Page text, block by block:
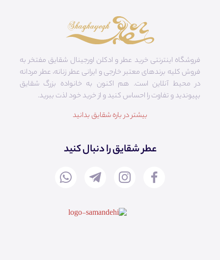
فروشگاه اینترنتی خرید عطر و ادکلن اورجینال شقایق مفتخر به
فروش کلیه برندهای معتبر خارجی و ایرانی عطر زنانه، عطر مردانه
در محیط آنلاین است. هم‌ اکنون به خانواده بزرگ شقایق
بپیوندید و تفاوت را احساس کنید و از خرید خود لذت ببرید.
بیشتر در باره شقایق بدانید
عطر شقایق را دنبال کنید